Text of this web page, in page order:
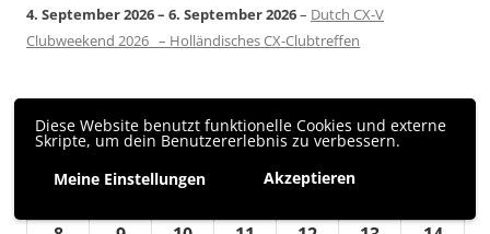
Diese Website benutzt funktionelle Cookies und externe
Skripte, um dein Benutzererlebnis zu verbessern.
Meine Einstellungen
Akzeptieren
4. September 2026– 6. September 2026– Dutch CX-V
Clubweekend 2026 – Holländisches CX-Clubtreffen
Veranstaltungen im Juni 2026
MoMontag
DiDienstag
MiMittwoch
DoDonnerstag
FrFreitag
SaSamstag
11.
22.
33.
4.
55.